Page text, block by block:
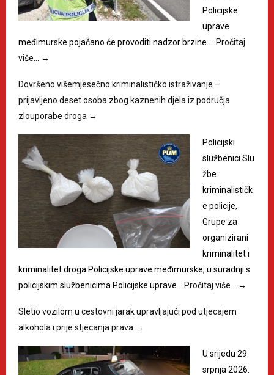
Policijske
uprave
međimurske pojačano će provoditi nadzor brzine.… Pročitaj
više…
→
Dovršeno višemjesečno kriminalističko istraživanje –
prijavljeno deset osoba zbog kaznenih djela iz područja
zlouporabe droga →
Policijski
službenici Slu
žbe
kriminalističk
e policije,
Grupe za
organizirani
kriminalitet i
kriminalitet droga Policijske uprave međimurske, u suradnji s
policijskim službenicima Policijske uprave… Pročitaj više… →
Sletio vozilom u cestovni jarak upravljajući pod utjecajem
alkohola i prije stjecanja prava →
U srijedu 29.
srpnja 2026.